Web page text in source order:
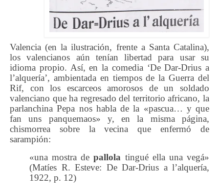
Valencia (en la ilustración, frente a Santa Catalina),
los valencianos aún tenían libertad para usar su
idioma propio. Así, en la comedia ‘De Dar-Drius a
l’alquería’, ambientada en tiempos de la Guerra del
Rif, con los escarceos amorosos de un soldado
valenciano que ha regresado del territorio africano, la
parlanchina Pepa nos habla de la «pascua… y que
fan uns panquemaos» y, en la misma página,
chismorrea sobre la vecina que enfermó de
sarampión:
«una mostra depallola tingué ella una vegá»
(Matíes R. Esteve: De Dar-Drius a l’alquería,
1922, p. 12)